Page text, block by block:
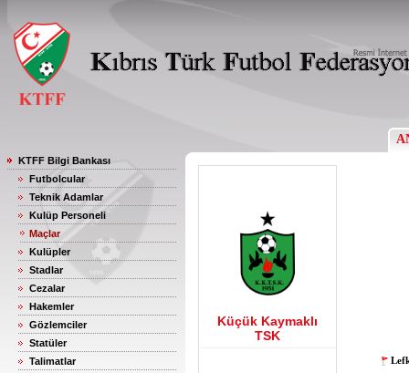
KTFF Bilgi Bankası
Futbolcular
Teknik Adamlar
Kulüp Personeli
Maçlar
Kulüpler
Stadlar
Cezalar
Hakemler
Gözlemciler
Statüler
Talimatlar
Küçük Kaymaklı
TSK